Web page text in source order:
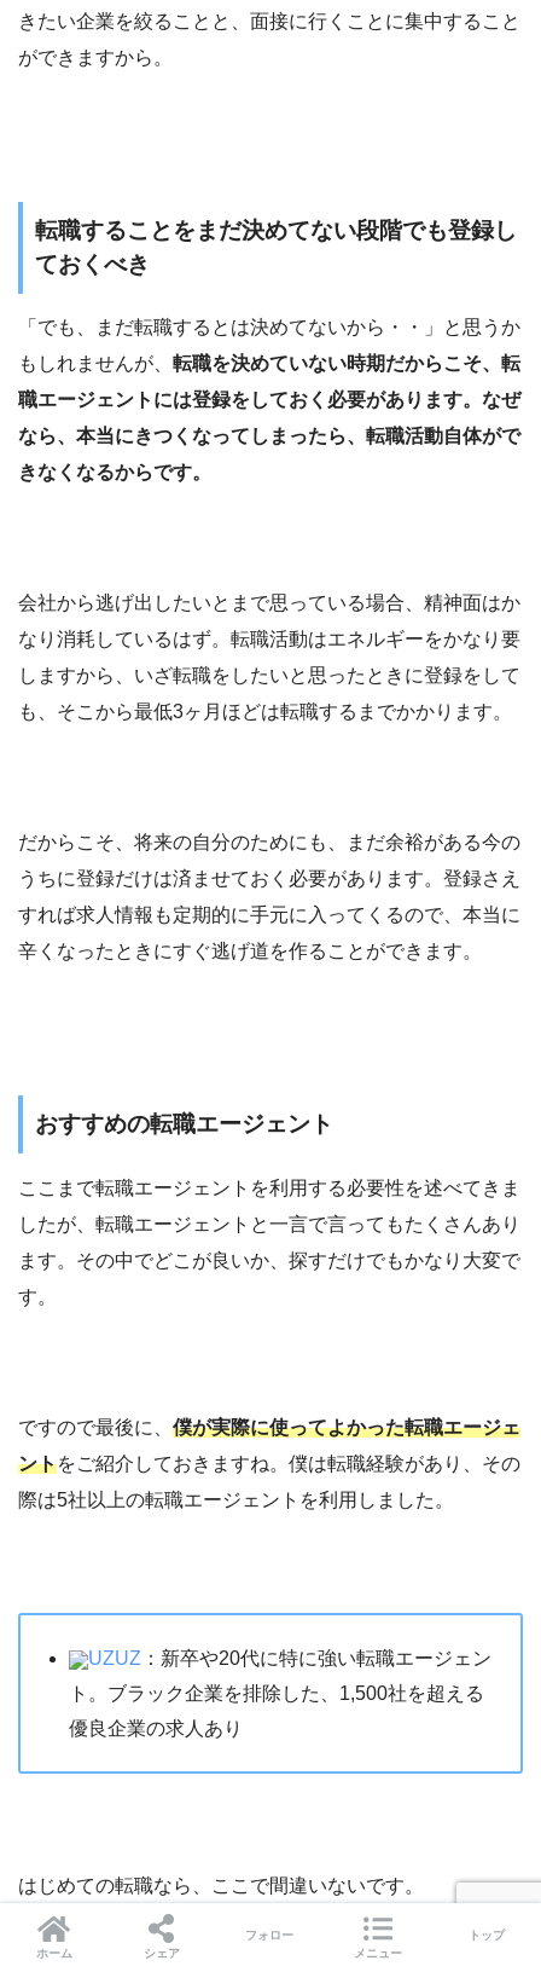
きたい企業を絞ることと、面接に行くことに集中すること
ができますから。
転職することをまだ決めてない段階でも登録し
ておくべき
「でも、まだ転職するとは決めてないから・・」と思うか
もしれませんが、 転職を決めていない時期だからこそ、転
職エージェントには登録をしておく必要があります。なぜ
なら、本当にきつくなってしまったら、転職活動自体がで
きなくなるからです。
会社から逃げ出したいとまで思っている場合、精神面はか
なり消耗しているはず。転職活動はエネルギーをかなり要
しますから、いざ転職をしたいと思ったときに登録をして
も、そこから最低3ヶ月ほどは転職するまでかかります。
だからこそ、将来の自分のためにも、まだ余裕がある今の
うちに登録だけは済ませておく必要があります。登録さえ
すれば求人情報も定期的に手元に入ってくるので、本当に
辛くなったときにすぐ逃げ道を作ることができます。
おすすめの転職エージェント
ここまで転職エージェントを利用する必要性を述べてきま
したが、転職エージェントと一言で言ってもたくさんあり
ます。その中でどこが良いか、探すだけでもかなり大変で
す。
ですので最後に、 僕が実際に使ってよかった転職エージェ
ントをご紹介しておきますね。僕は転職経験があり、その
際は5社以上の転職エージェントを利用しました。
UZUZ ：新卒や20代に特に強い転職エージェン
ト。ブラック企業を排除した、1,500社を超える
優良企業の求人あり
はじめての転職なら、ここで間違いないです。
ホーム シェア
フォロー
メニュー
トップ